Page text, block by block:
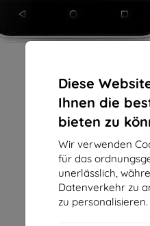
Diese
Ihnen die
bieten zu
Wir verwenden
für das
unerlässlich,
Datenverkehr zu
zu personalisieren.